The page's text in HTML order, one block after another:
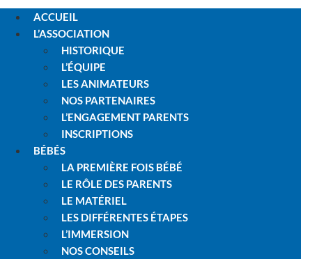
ACCUEIL
L’ASSOCIATION
HISTORIQUE
L’ÉQUIPE
LES ANIMATEURS
NOS PARTENAIRES
L’ENGAGEMENT PARENTS
INSCRIPTIONS
BÉBÉS
LA PREMIÈRE FOIS BÉBÉ
LE RÔLE DES PARENTS
LE MATÉRIEL
LES DIFFÉRENTES ÉTAPES
L’IMMERSION
NOS CONSEILS